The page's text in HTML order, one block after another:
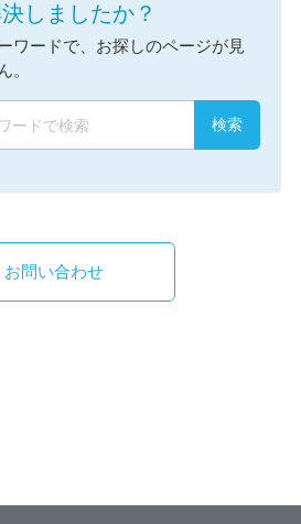
しましたか？
ワードで、お探しのページが見
。
お問い合わせ